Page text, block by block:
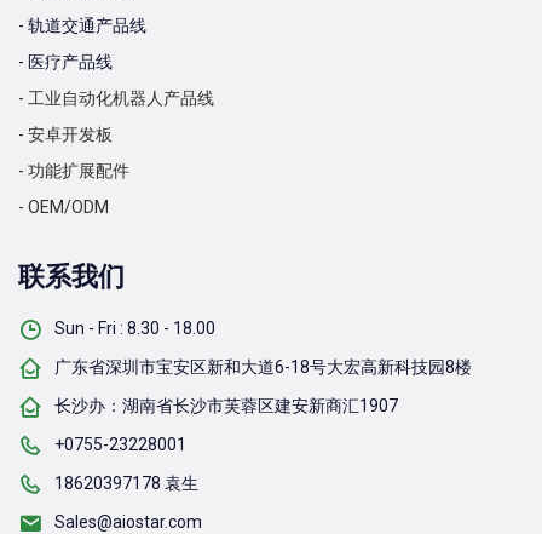
- 轨道交通产品线
- 医疗产品线
- 工业自动化机器人产品线
- 安卓开发板
- 功能扩展配件
- OEM/ODM
联系我们
Sun - Fri : 8.30 - 18.00
广东省深圳市宝安区新和大道6-18号大宏高新科技园8楼
长沙办：湖南省长沙市芙蓉区建安新商汇1907
+0755-23228001
18620397178 袁生
Sales@aiostar.com